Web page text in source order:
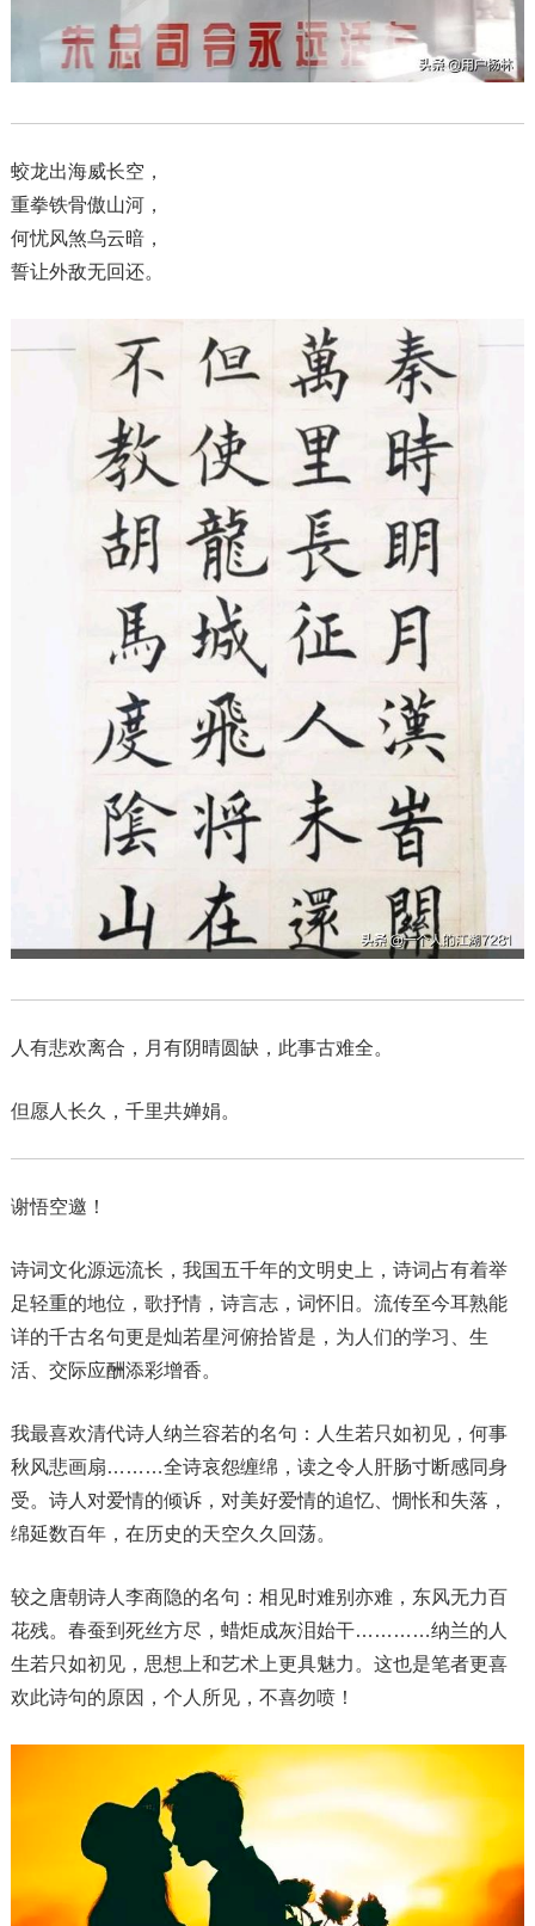
蛟龙出海威长空，
重拳铁骨傲山河，
何忧风煞乌云暗，
誓让外敌无回还。
人有悲欢离合，月有阴晴圆缺，此事古难全。
但愿人长久，千里共婵娟。
谢悟空邀！
诗词文化源远流长，我国五千年的文明史上，诗词占有着举
足轻重的地位，歌抒情，诗言志，词怀旧。流传至今耳熟能
详的千古名句更是灿若星河俯拾皆是，为人们的学习、生
活、交际应酬添彩增香。
我最喜欢清代诗人纳兰容若的名句：人生若只如初见，何事
秋风悲画扇………全诗哀怨缠绵，读之令人肝肠寸断感同身
受。诗人对爱情的倾诉，对美好爱情的追忆、惆怅和失落，
绵延数百年，在历史的天空久久回荡。
较之唐朝诗人李商隐的名句：相见时难别亦难，东风无力百
花残。春蚕到死丝方尽，蜡炬成灰泪始干…………纳兰的人
生若只如初见，思想上和艺术上更具魅力。这也是笔者更喜
欢此诗句的原因，个人所见，不喜勿喷！